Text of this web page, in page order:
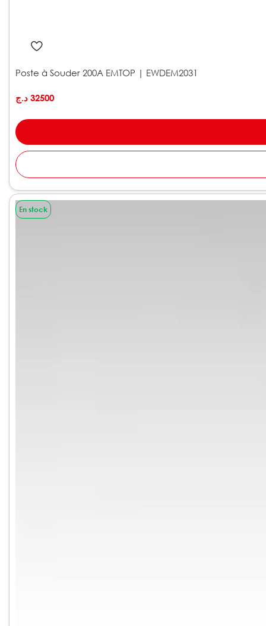
Poste à Souder 200A EMTOP | EWDEM2031
32500 د.ج
En stock